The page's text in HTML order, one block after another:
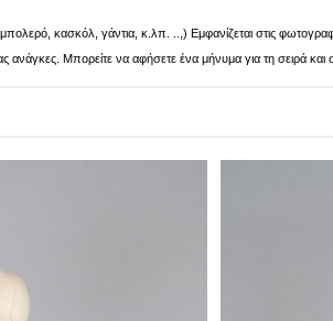
κασκόλ, γάντια, κ.λπ. ..,) Εμφανίζεται στις
Μπορείτε να αφήσετε ένα μήνυμα για τη σειρά και